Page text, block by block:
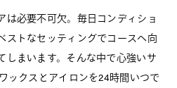
は必要不可欠。毎日コンディショ
ストなセッティングでコースへ向
しまいます。そんな中で心強いサ
ックスとアイロンを24時間いつで